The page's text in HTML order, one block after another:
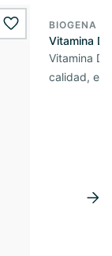
wishlist.add
BIOGENA
Vitamina
Vitamina
calidad, en